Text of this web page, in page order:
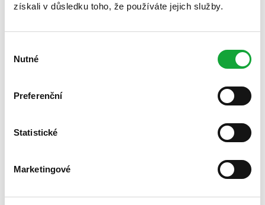
získali v důsledku toho, že používáte jejich služby.
souhlasu
Nutné
Preferenční
Statistické
Marketingové